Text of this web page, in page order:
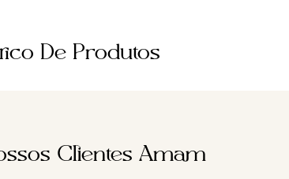
De Produtos
Clientes Amam